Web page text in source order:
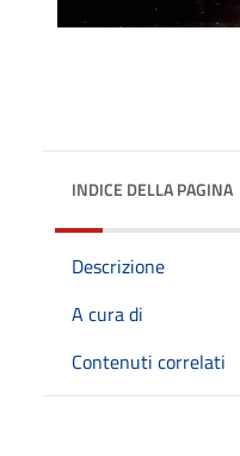
INDICE DELLA PAGINA
Descrizione
A cura di
Contenuti correlati